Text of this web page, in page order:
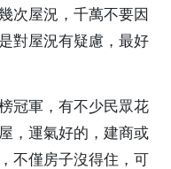
次屋況，千萬不要因
對屋況有疑慮，最好
冠軍，有不少民眾花
，運氣好的，建商或
不僅房子沒得住，可